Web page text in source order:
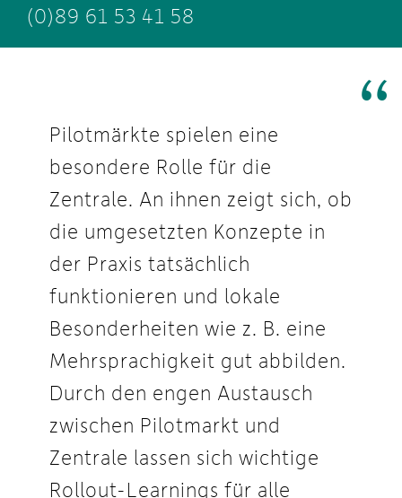
(0)89 61 53 41 58
Pilotmärkte spielen eine
besondere Rolle für die
Zentrale. An ihnen zeigt sich, ob
die umgesetzten Konzepte in
der Praxis tatsächlich
funktionieren und lokale
Besonderheiten wie z. B. eine
Mehrsprachigkeit gut abbilden.
Durch den engen Austausch
zwischen Pilotmarkt und
Zentrale lassen sich wichtige
Rollout-Learnings für alle